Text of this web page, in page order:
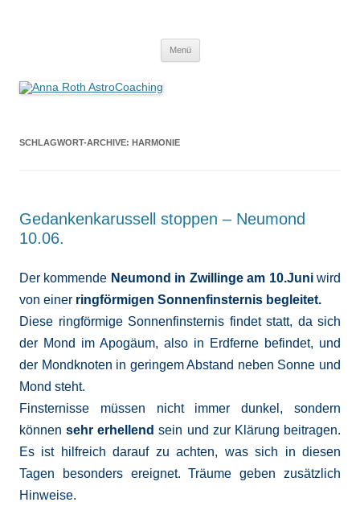
Menü
SCHLAGWORT-ARCHIVE: HARMONIE
Gedankenkarussell stoppen – Neumond
10.06.
Der kommende Neumond in Zwillinge am 10.Juniwird
von einer ringförmigen Sonnenfinsternis begleitet.
Diese ringförmige Sonnenfinsternis findet statt, da sich
der Mond im Apogäum, also in Erdferne befindet, und
der Mondknoten in geringem Abstand neben Sonne und
Mond steht.
Finsternisse müssen nicht immer dunkel, sondern
könnensehr erhellend sein und zur Klärung beitragen.
Es ist hilfreich darauf zu achten, was sich in diesen
Tagen besonders ereignet. Träume geben zusätzlich
Hinweise.